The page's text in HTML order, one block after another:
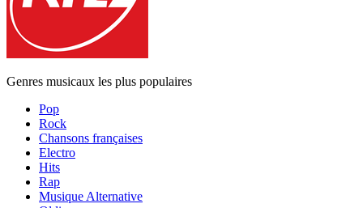
Genres musicaux les plus populaires
Pop
Rock
Chansons françaises
Electro
Hits
Rap
Musique Alternative